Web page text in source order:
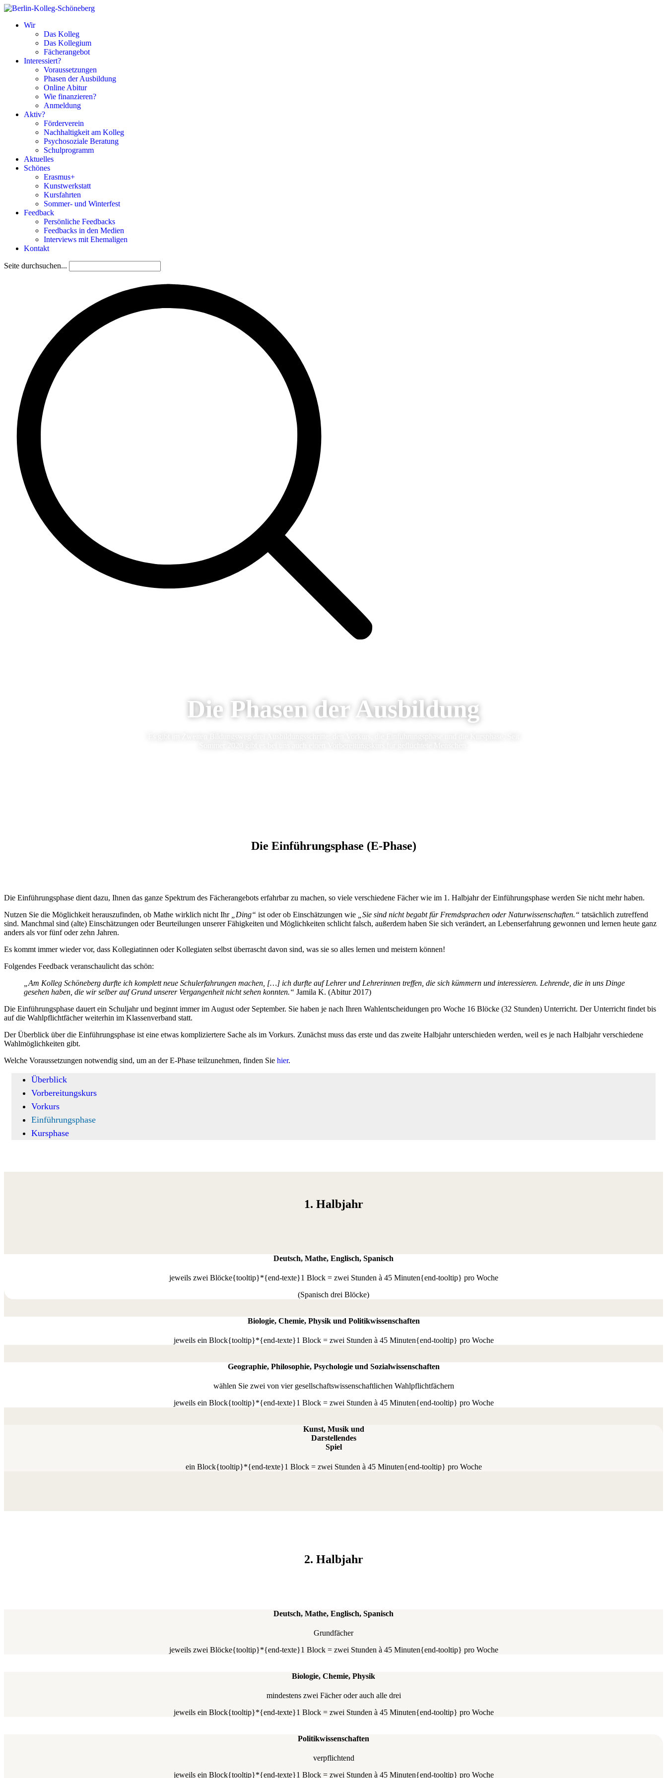
Wir
Das Kolleg
Das Kollegium
Fächerangebot
Interessiert?
Voraussetzungen
Phasen der Ausbildung
Online Abitur
Wie finanzieren?
Anmeldung
Aktiv?
Förderverein
Nachhaltigkeit am Kolleg
Psychosoziale Beratung
Schulprogramm
Aktuelles
Schönes
Erasmus+
Kunstwerkstatt
Kursfahrten
Sommer- und Winterfest
Feedback
Persönliche Feedbacks
Feedbacks in den Medien
Interviews mit Ehemaligen
Kontakt
Seite durchsuchen...
Die Phasen der Ausbildung
Die Einführungsphase (E-Phase)
Die Einführungsphase dient dazu, Ihnen das ganze Spektrum des Fächerangebots erfahrbar zu machen, so viele verschiedene Fächer wie im 1. Halbjahr der Einführungsphase werden Sie nicht mehr haben.
Nutzen Sie die Möglichkeit herauszufinden, ob Mathe wirklich nicht Ihr
„Ding“ ist oder ob Einschätzungen wie „Sie sind nicht begabt für Fremdsprachen oder Naturwissenschaften.“ tatsächlich zutreffend
sind. Manchmal sind (alte) Einschätzungen oder Beurteilungen unserer Fähigkeiten und Möglichkeiten schlicht falsch, außerdem haben Sie sich verändert, an Lebenserfahrung gewonnen und lernen heute ganz
anders als vor fünf oder zehn Jahren.
Es kommt immer wieder vor, dass Kollegiatinnen oder Kollegiaten selbst überrascht davon sind, was sie so alles lernen und meistern können!
Folgendes Feedback veranschaulicht das schön:
„Am Kolleg Schöneberg durfte ich komplett neue Schulerfahrungen machen, […] ich durfte auf Lehrer und Lehrerinnen treffen, die sich kümmern und interessieren. Lehrende, die in uns Dinge
gesehen haben, die wir selber auf Grund unserer Vergangenheit nicht sehen konnten.“ Jamila K. (Abitur 2017)
Die Einführungsphase dauert ein Schuljahr und beginnt immer im August oder September. Sie haben je nach Ihren Wahlentscheidungen pro Woche 16 Blöcke (32 Stunden) Unterricht. Der Unterricht findet bis
auf die Wahlpflichtfächer weiterhin im Klassenverband statt.
Der Überblick über die Einführungsphase ist eine etwas kompliziertere Sache als im Vorkurs. Zunächst muss das erste und das zweite Halbjahr unterschieden werden, weil es je nach Halbjahr verschiedene
Wahlmöglichkeiten gibt.
Welche Voraussetzungen notwendig sind, um an der E-Phase teilzunehmen, finden Sie hier.
Überblick
Vorbereitungskurs
Vorkurs
Einführungsphase
Kursphase
1. Halbjahr
Deutsch, Mathe, Englisch, Spanisch
jeweils zwei Blöcke{tooltip}*{end-texte}1 Block = zwei Stunden à 45 Minuten{end-tooltip} pro Woche
(Spanisch drei Blöcke)
Biologie, Chemie, Physik und Politikwissenschaften
jeweils ein Block{tooltip}*{end-texte}1 Block = zwei Stunden à 45 Minuten{end-tooltip} pro Woche
Geographie, Philosophie, Psychologie und Sozialwissenschaften
wählen Sie zwei von vier gesellschaftswissenschaftlichen Wahlpflichtfächern
jeweils ein Block{tooltip}*{end-texte}1 Block = zwei Stunden à 45 Minuten{end-tooltip} pro Woche
Kunst, Musik und
Darstellendes
Spiel
ein Block{tooltip}*{end-texte}1 Block = zwei Stunden à 45 Minuten{end-tooltip} pro Woche
2. Halbjahr
Deutsch, Mathe, Englisch, Spanisch
Grundfächer
jeweils zwei Blöcke{tooltip}*{end-texte}1 Block = zwei Stunden à 45 Minuten{end-tooltip} pro Woche
Biologie, Chemie, Physik
mindestens zwei Fächer oder auch alle drei
jeweils ein Block{tooltip}*{end-texte}1 Block = zwei Stunden à 45 Minuten{end-tooltip} pro Woche
Politikwissenschaften
verpflichtend
jeweils ein Block{tooltip}*{end-texte}1 Block = zwei Stunden à 45 Minuten{end-tooltip} pro Woche